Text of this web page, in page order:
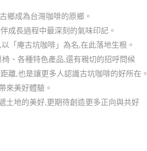
鄉成為台灣咖啡的原鄉。
成長過程中最深刻的氣味印記。
「庵古坑咖啡」為名,在此落地生根。
、各種特色產品,還有親切的招呼問候
離,也是讓更多人認識古坑咖啡的好所在。
來美好體驗。
土地的美好,更期待創造更多正向與共好